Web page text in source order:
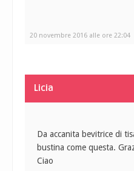
20 novembre 2016 alle ore 22:04
Licia
Da accanita bevitrice di
bustina come questa.
Ciao